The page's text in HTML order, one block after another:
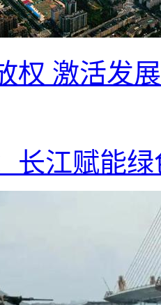
权 激活发
长江赋能